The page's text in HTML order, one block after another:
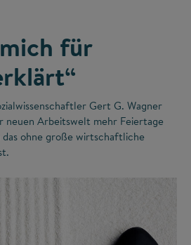
für
Gert G. Wagner
neuen Arbeitswelt mehr Feiertage
ohne große wirtschaftliche